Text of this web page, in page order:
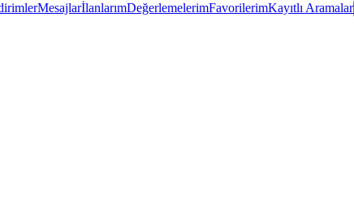
MesajlarİlanlarımDeğerlemelerimFavorilerimKayıtlı Aramalar